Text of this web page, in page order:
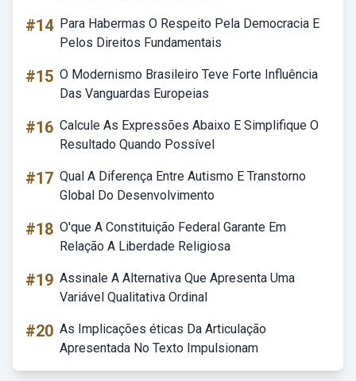
#14 Para Habermas O Respeito Pela Democracia E
Pelos Direitos Fundamentais
#15 O Modernismo Brasileiro Teve Forte Influência
Das Vanguardas Europeias
#16 Calcule As Expressões Abaixo E Simplifique O
Resultado Quando Possível
#17 Qual A Diferença Entre Autismo E Transtorno
Global Do Desenvolvimento
#18 O'que A Constituição Federal Garante Em
Relação A Liberdade Religiosa
#19 Assinale A Alternativa Que Apresenta Uma
Variável Qualitativa Ordinal
#20 As Implicações éticas Da Articulação
Apresentada No Texto Impulsionam